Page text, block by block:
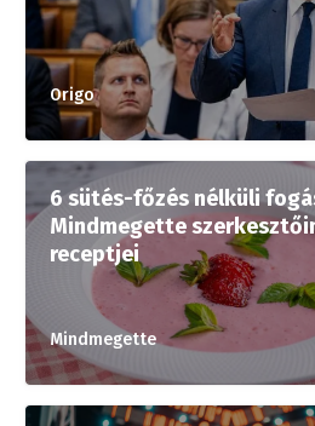
Origo
6 sütés-főzés nélküli
Mindmegette
receptjei
Mindmegette